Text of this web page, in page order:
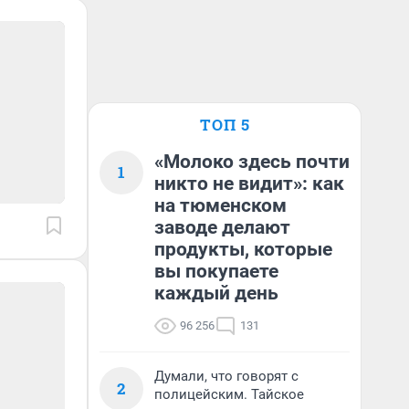
ТОП 5
1
«Молоко здесь почти
никто не видит»: как
на тюменском
заводе делают
продукты, которые
вы покупаете
каждый день
96 256 131
2
Думали, что говорят с
полицейским. Тайское